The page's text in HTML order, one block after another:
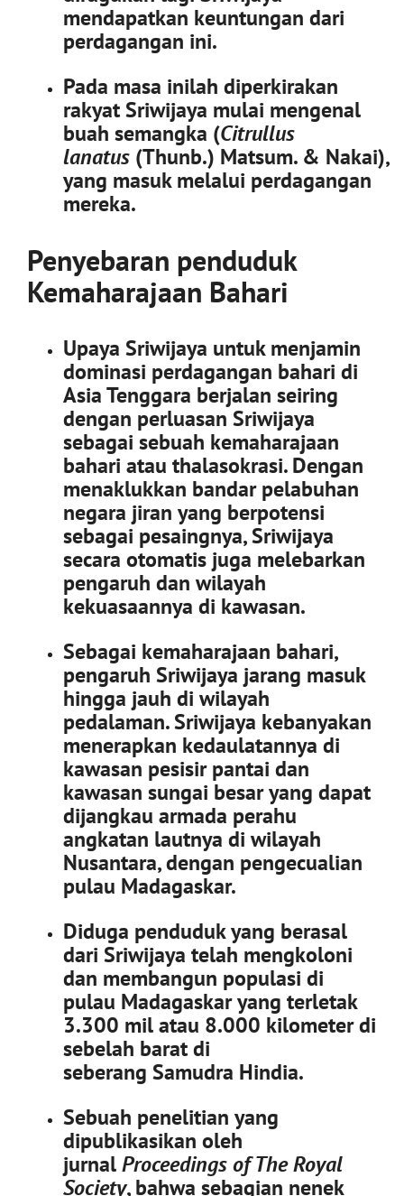
mendapatkan keuntungan dari
perdagangan ini.
Pada masa inilah diperkirakan
rakyat Sriwijaya mulai mengenal
buah semangka (Citrullus
lanatus (Thunb.) Matsum. & Nakai),
yang masuk melalui perdagangan
mereka.
Penyebaran penduduk
Kemaharajaan Bahari
Upaya Sriwijaya untuk menjamin
dominasi perdagangan bahari di
Asia Tenggara berjalan seiring
dengan perluasan Sriwijaya
sebagai sebuah kemaharajaan
bahari atau thalasokrasi. Dengan
menaklukkan bandar pelabuhan
negara jiran yang berpotensi
sebagai pesaingnya, Sriwijaya
secara otomatis juga melebarkan
pengaruh dan wilayah
kekuasaannya di kawasan.
Sebagai kemaharajaan bahari,
pengaruh Sriwijaya jarang masuk
hingga jauh di wilayah
pedalaman. Sriwijaya kebanyakan
menerapkan kedaulatannya di
kawasan pesisir pantai dan
kawasan sungai besar yang dapat
dijangkau armada perahu
angkatan lautnya di wilayah
Nusantara, dengan pengecualian
pulau Madagaskar.
Diduga penduduk yang berasal
dari Sriwijaya telah mengkoloni
dan membangun populasi di
pulau Madagaskar yang terletak
3.300 mil atau 8.000 kilometer di
sebelah barat di
seberang Samudra Hindia.
Sebuah penelitian yang
dipublikasikan oleh
jurnalProceedings of The Royal
Society, bahwa sebagian nenek